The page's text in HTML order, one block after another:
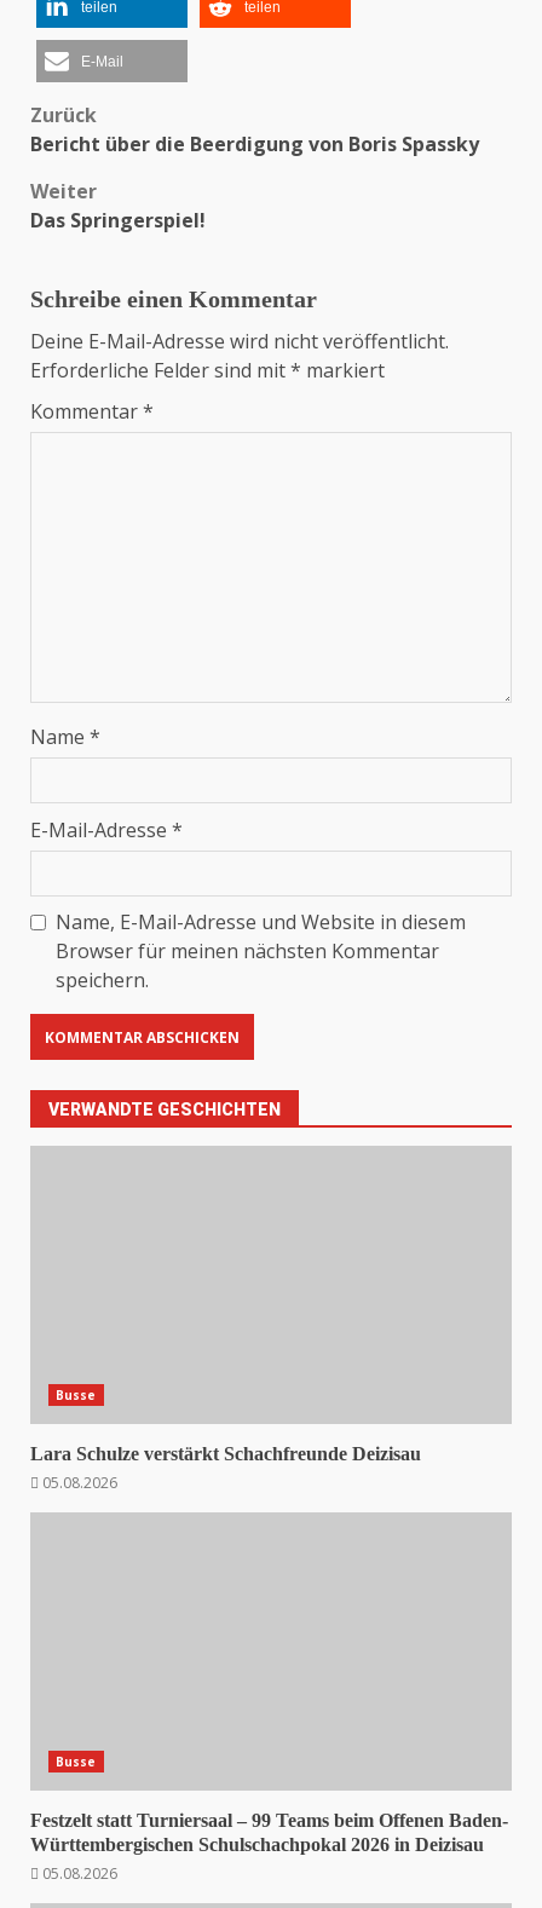
teilen teilen
E-Mail
Beitragsnavigation
Zurück
Bericht über die Beerdigung von Boris Spassky
Weiter
Das Springerspiel!
Schreibe einen Kommentar
Deine E-Mail-Adresse wird nicht veröffentlicht.
Erforderliche Felder sind mit* markiert
Kommentar*
Name *
E-Mail-Adresse *
Name, E-Mail-Adresse und Website in diesem
Browser für meinen nächsten Kommentar
speichern.
VERWANDTE GESCHICHTEN
Busse
Lara Schulze verstärkt Schachfreunde Deizisau
05.08.2026
Busse
Festzelt statt Turniersaal – 99 Teams beim Offenen Baden-
Württembergischen Schulschachpokal 2026 in Deizisau
05.08.2026